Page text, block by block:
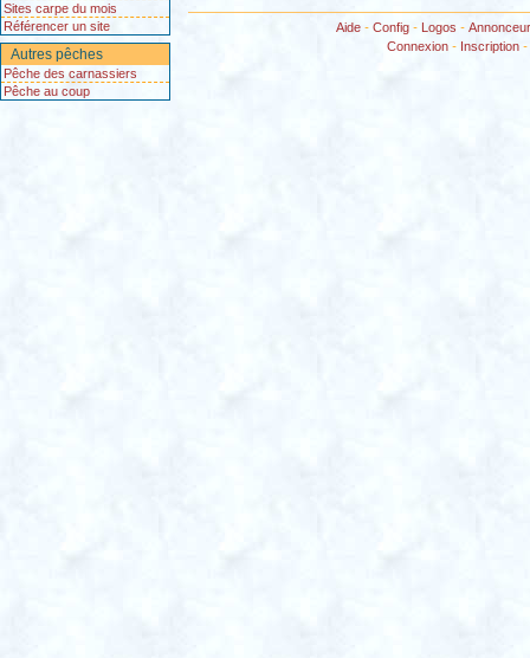
Sites carpe du mois
Référencer un site
Autres pêches
Pêche des carnassiers
Pêche au coup
Aide- Config- Logos -
Connexion - Inscription -